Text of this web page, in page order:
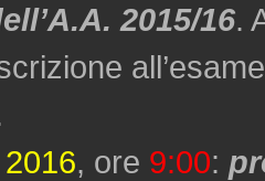
2015/16.
, ore 9:00: